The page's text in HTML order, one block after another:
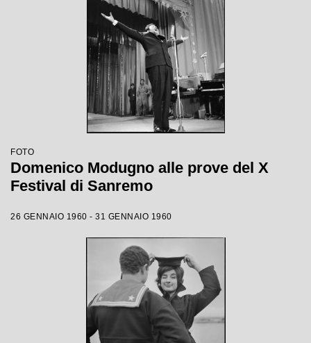
FOTO
Domenico Modugno alle prove del X
Festival di Sanremo
26 GENNAIO 1960 - 31 GENNAIO 1960